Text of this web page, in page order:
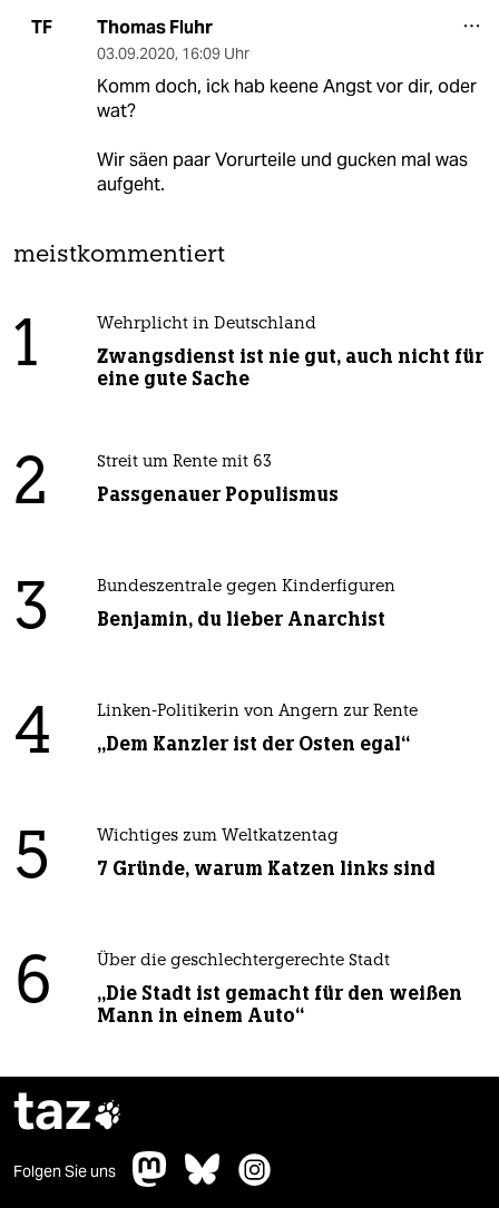
TF Thomas Fluhr
03.09.2020, 16:09 Uhr
Komm doch, ick hab keene Angst vor dir, oder
wat?
Wir säen paar Vorurteile und gucken mal was
aufgeht.
meistkommentiert
1 Wehrplicht in Deutschland
Zwangsdienst ist nie gut, auch nicht für
eine gute Sache
2 Streit um Rente mit 63
Passgenauer Populismus
3 Bundeszentrale gegen Kinderfiguren
Benjamin, du lieber Anarchist
4 Linken-Politikerin von Angern zur Rente
„Dem Kanzler ist der Osten egal“
5 Wichtiges zum Weltkatzentag
7 Gründe, warum Katzen links sind
6 Über die geschlechtergerechte Stadt
„Die Stadt ist gemacht für den weißen
Mann in einem Auto“
taz
Folgen Sie uns